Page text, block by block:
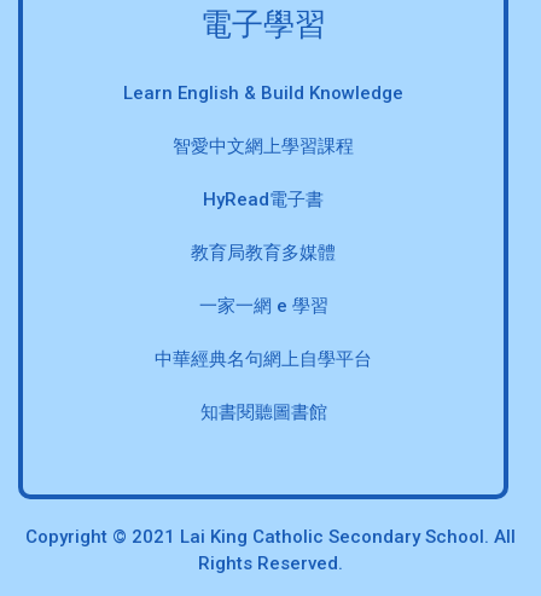
電子學習
Learn English & Build Knowledge
智愛中文網上學習課程
HyRead電子書
教育局教育多媒體
一家一網 e 學習
中華經典名句網上自學平台
知書閱聽圖書館
Copyright © 2021 Lai King Catholic Secondary School. All
Rights Reserved.